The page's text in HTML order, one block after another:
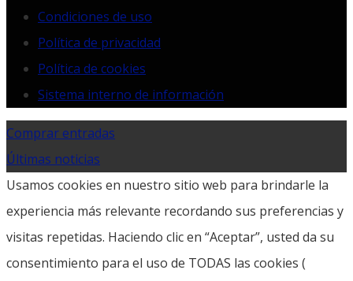
Condiciones de uso
Política de privacidad
Política de cookies
Sistema interno de información
Comprar entradas
Últimas noticias
Usamos cookies en nuestro sitio web para brindarle la
experiencia más relevante recordando sus preferencias y
visitas repetidas. Haciendo clic en “Aceptar”, usted da su
consentimiento para el uso de TODAS las cookies (